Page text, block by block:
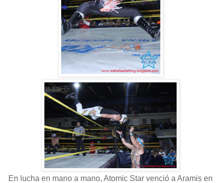
En lucha en mano a mano, Atomic Star venció a Aramis en